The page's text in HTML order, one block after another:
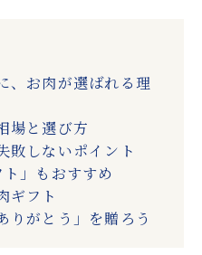
、お肉が選ばれる理
場と選び方
敗しないポイント
」もおすすめ
ギフト
りがとう」を贈ろう